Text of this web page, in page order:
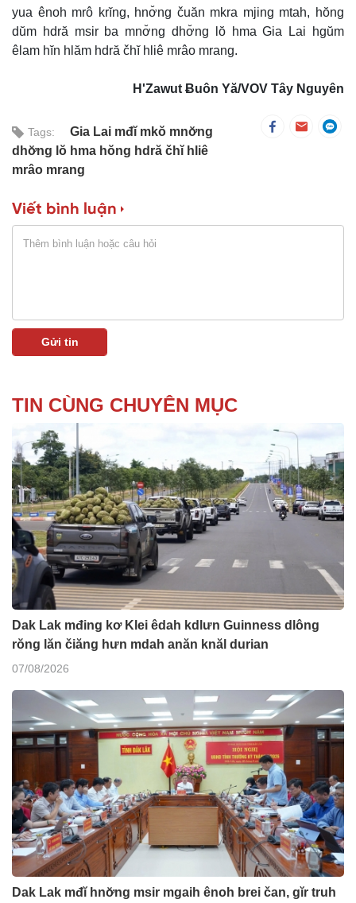
yua ênoh mrô krĭng, hnơ̆ng čuăn mkra mjing mtah, hŏng
dŭm hdră msir ba mnơ̆ng dhơ̆ng lŏ hma Gia Lai hgŭm
êlam hĭn hlăm hdră čhĭ hliê mrâo mrang.
H'Zawut Ƀuôn Yă/VOV Tây Nguyên
Tags:
Gia Lai mđĭ mkŏ mnơ̆ng
dhơ̆ng lŏ hma hŏng hdră čhĭ hliê
mrâo mrang
Viết bình luận
TIN CÙNG CHUYÊN MỤC
Dak Lak mđing kơ Klei êdah kdlưn Guinness dlông
rŏng lăn čiăng hưn mdah anăn knăl durian
07/08/2026
Dak Lak mđĭ hnơ̆ng msir mgaih ênoh brei čan, gĭr truh